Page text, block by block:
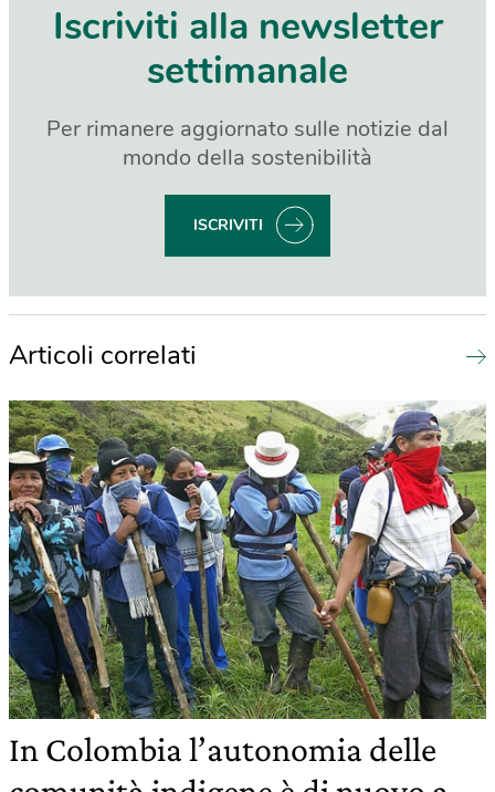
Iscriviti alla newsletter
settimanale
Per rimanere aggiornato sulle notizie dal
mondo della sostenibilità
ISCRIVITI
Articoli correlati
In Colombia l’autonomia delle